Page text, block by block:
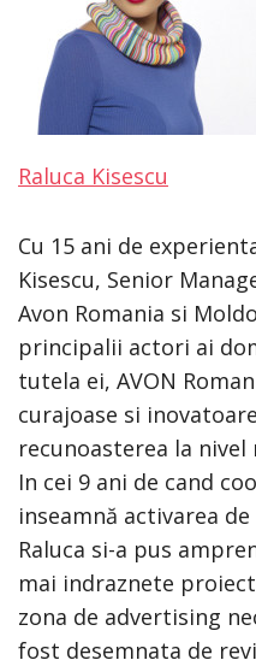
Raluca Kisescu
Cu 15 ani de
Kisescu, Senior
Avon Romania si
principalii actori ai
tutela ei, AVON
curajoase si
recunoasterea la
In cei 9 ani de cand
inseamnă activarea
Raluca si-a pus
mai indraznete
zona de advertising
fost desemnata de